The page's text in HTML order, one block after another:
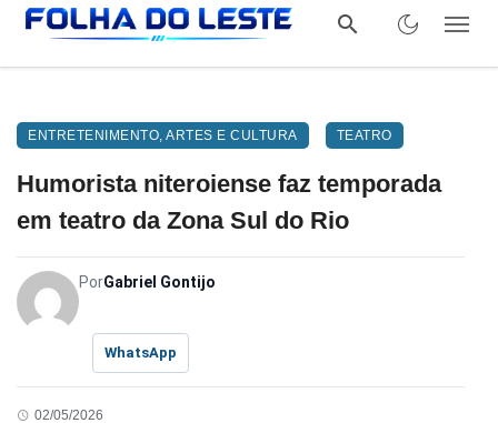
ENTRETENIMENTO, ARTES E CULTURA TEATRO
Humorista niteroiense faz temporada
em teatro da Zona Sul do Rio
PorGabriel Gontijo
WhatsApp
02/05/2026